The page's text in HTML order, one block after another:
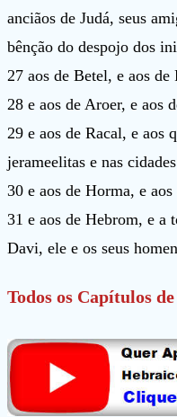
anciãos de Judá, seus
bênção do despojo dos
27 aos de Betel, e aos
28 e aos de Aroer, e aos
29 e aos de Racal, e aos
jerameelitas e nas
30 e aos de Horma, e
31 e aos de Hebrom, e a
Davi, ele e os seus
Todos os Capítulos